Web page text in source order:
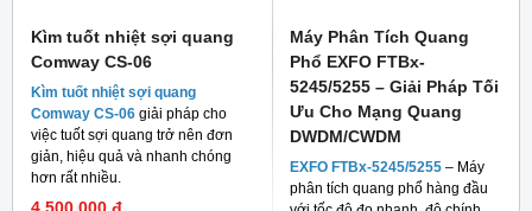
Kìm tuốt nhiệt sợi quang
Comway CS-06
Kìm tuốt nhiệt sợi quang
Comway CS-06 giải pháp cho
việc tuốt sợi quang trở nên đơn
giản, hiệu quả và nhanh chóng
hơn rất nhiều.
4,500,000 đ
Máy Phân Tích Quang
Phổ EXFO FTBx-
5245/5255 – Giải Pháp Tối
Ưu Cho Mạng Quang
DWDM/CWDM
EXFO FTBx-5245/5255 – Máy
phân tích quang phổ hàng đầu